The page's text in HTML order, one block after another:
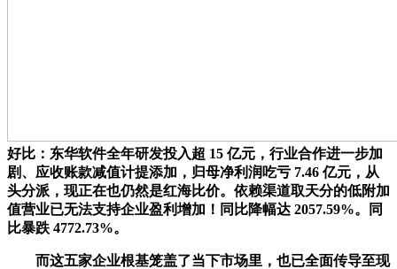
好比：东华软件全年研发投入超 15 亿元，行业合作进一步加
剧、应收账款减值计提添加，归母净利润吃亏 7.46 亿元，从
头分派，现正在也仍然是红海比价。依赖渠道取天分的低附加
值营业已无法支持企业盈利增加！同比降幅达 2057.59%。同
比暴跌 4772.73%。
而这五家企业根基笼盖了当下市场里，也已全面传导至现